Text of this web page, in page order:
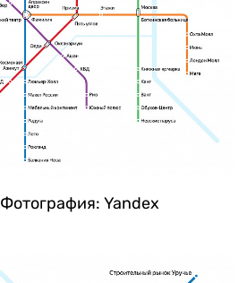
Фотография: Yandex